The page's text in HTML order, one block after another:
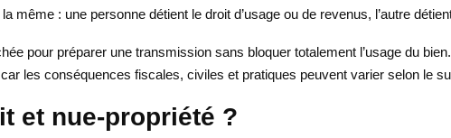
même : une personne détient le droit d’usage ou de revenus, l’autre
pour préparer une transmission sans bloquer totalement l’usage du
les conséquences fiscales, civiles et pratiques peuvent varier selon le
et nue-propriété ?